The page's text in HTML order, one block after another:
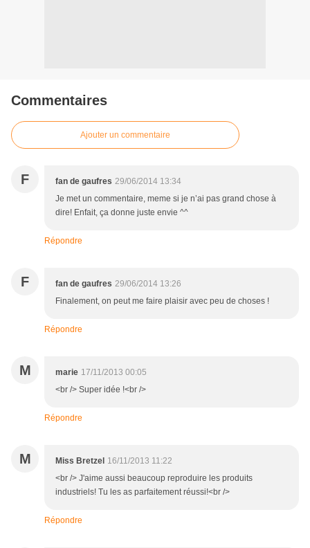
Commentaires
Ajouter un commentaire
F fan de gaufres 29/06/2014 13:34
Je met un commentaire, meme si je n’ai pas grand chose à
dire! Enfait, ça donne juste envie ^^
Répondre
F fan de gaufres 29/06/2014 13:26
Finalement, on peut me faire plaisir avec peu de choses !
Répondre
M marie 17/11/2013 00:05
<br /> Super idée !<br />
Répondre
M Miss Bretzel 16/11/2013 11:22
<br /> J'aime aussi beaucoup reproduire les produits
industriels! Tu les as parfaitement réussi!<br />
Répondre